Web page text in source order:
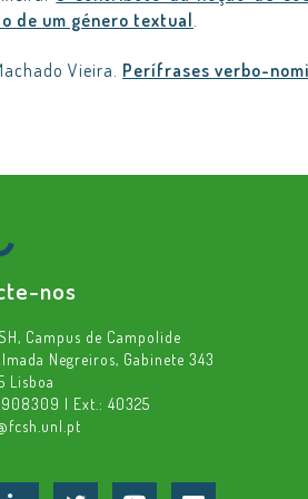
de um género textual.
Vieira. Perífrases verbo-
nos
Campus de Campolide
Negreiros, Gabinete 343
Lisboa
| Ext.: 40325